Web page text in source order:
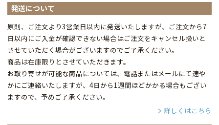
発送について
原則、ご注文より3営業日以内に発送いたしますが、ご注文から7
日以内にご入金が確認できない場合はご注文をキャンセル扱いと
させていただく場合がございますのでご了承ください。
商品は在庫限りとさせていただきます。
お取り寄せが可能な商品については、電話またはメールにて速や
かにご連絡いたしますが、4日から1週間ほどかかる場合もござい
ますので、予めご了承ください。
詳しくはこちら